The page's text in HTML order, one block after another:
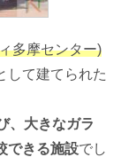
多摩センター)
して建てられた
、大きなガラ
できる施設でし